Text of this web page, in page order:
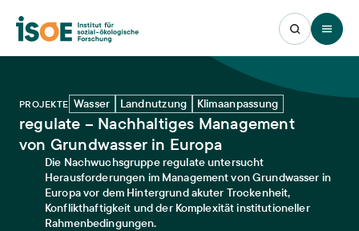
Open
PROJEKTE Wasser Landnutzung Klimaanpassung
regulate – Nachhaltiges Management
von Grundwasser in Europa
Die Nachwuchsgruppe regulate untersucht
Herausforderungen im Management von Grundwasser in
Europa vor dem Hintergrund akuter Trockenheit,
Konflikthaftigkeit und der Komplexität institutioneller
Rahmenbedingungen.